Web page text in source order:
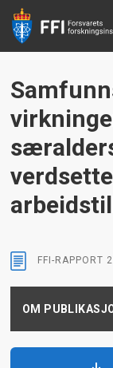
Hopp til
FFI-RAPPORT
OM